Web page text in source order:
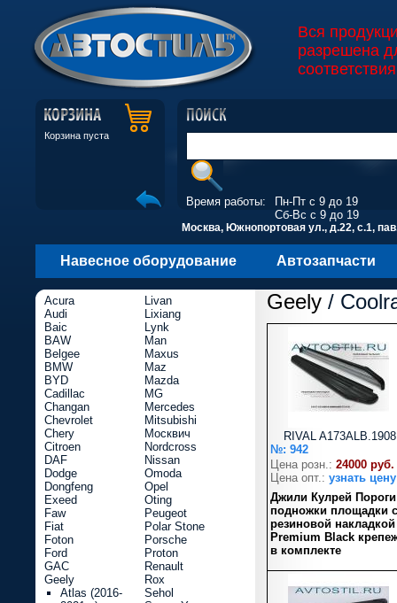
Вся
разрешена
Корзина пуста
Время работы:
Пн-Пт с 9 до 19
Сб-Вс с 9 до 19
Москва, Южнопортовая ул., д.22, с.1,
Навесное оборудование Автозапчасти
Geely /
RIVAL
№: 942
Цена розн.: 24000 руб.
Цена опт.: узнать цену
Джили Кулрей Пороги
подножки площадки с
резиновой накладкой
Premium Black
в комплекте
Acura
Audi
Baic
BAW
Belgee
BMW
BYD
Cadillac
Changan
Chevrolet
Chery
Citroen
DAF
Dodge
Dongfeng
Exeed
Faw
Fiat
Foton
Ford
GAC
Geely
Atlas (2016-
Livan
Lixiang
Lynk
Man
Maxus
Maz
Mazda
MG
Mercedes
Mitsubishi
Москвич
Nordcross
Nissan
Omoda
Opel
Oting
Peugeot
Polar Stone
Porsche
Proton
Renault
Rox
Sehol